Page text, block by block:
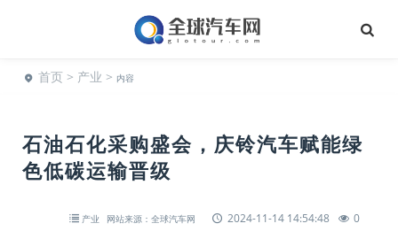
首页 > 产业 > 内容
石油石化采购盛会，庆铃汽车赋能绿
色低碳运输晋级
产业 网站来源：全球汽车网 2024-11-14 14:54:48 0